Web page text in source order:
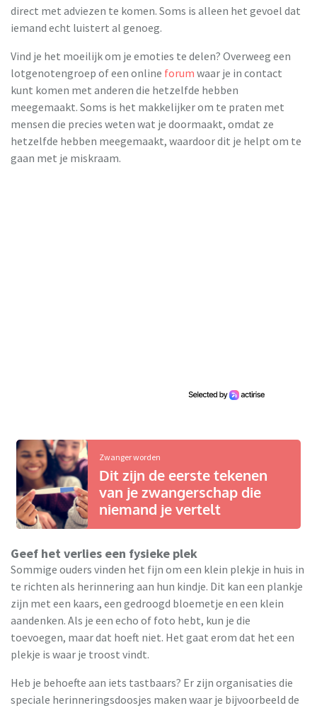
direct met adviezen te komen. Soms is alleen het gevoel dat
iemand echt luistert al genoeg.
Vind je het moeilijk om je emoties te delen? Overweeg een
lotgenotengroep of een online forum waar je in contact
kunt komen met anderen die hetzelfde hebben
meegemaakt. Soms is het makkelijker om te praten met
mensen die precies weten wat je doormaakt, omdat ze
hetzelfde hebben meegemaakt, waardoor dit je helpt om te
gaan met je miskraam.
Zwanger worden
Dit zijn de eerste tekenen
van je zwangerschap die
niemand je vertelt
Geef het verlies een fysieke plek
Sommige ouders vinden het fijn om een klein plekje in huis in
te richten als herinnering aan hun kindje. Dit kan een plankje
zijn met een kaars, een gedroogd bloemetje en een klein
aandenken. Als je een echo of foto hebt, kun je die
toevoegen, maar dat hoeft niet. Het gaat erom dat het een
plekje is waar je troost vindt.
Heb je behoefte aan iets tastbaars? Er zijn organisaties die
speciale herinneringsdoosjes maken waar je bijvoorbeeld de